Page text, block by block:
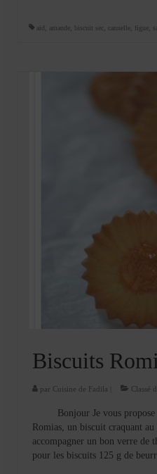
aid amande biscuit sec cannelle figue
Biscuits
par Cuisine de Fadila Classé
Bonjour Je vous propose
Romias, un biscuit craquant
accompagner un bon verre
pour les biscuits 125 g de